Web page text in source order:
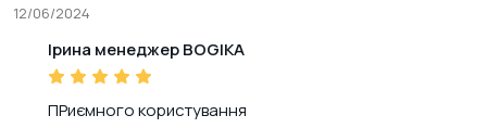
12/06/2024
Ірина менеджер BOGIKA
ПРиємного користування